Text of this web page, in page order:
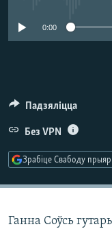
КАЛЯНДАР
НА ХВАЛЯХ СВАБОДЫ
0:00
Падзяліцца
Без VPN
Зрабіце Свабоду
Ганна Соўсь